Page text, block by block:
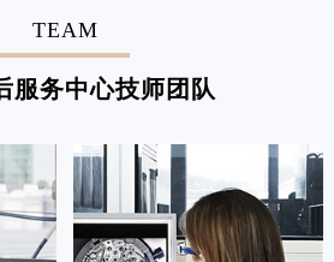
TEAM
服务中心技师团队